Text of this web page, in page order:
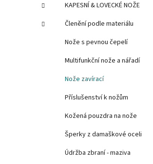
KAPESNÍ & LOVECKÉ NOŽE
Členění podle materiálu
Nože s pevnou čepelí
Multifunkční nože a nářadí
Nože zavírací
Příslušenství k nožům
Kožená pouzdra na nože
Šperky z damaškové oceli
Údržba zbraní - maziva